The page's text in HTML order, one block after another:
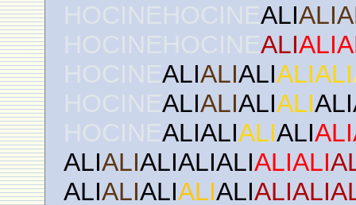
HOCINEHOCINEALI
HOCINEHOCINEALI
HOCINEALIALIALIALIALI
HOCINEALIALIALIALI
HOCINEALIALIALIALI
ALIALIALIALIALIALIALI
ALIALIALIALIALI